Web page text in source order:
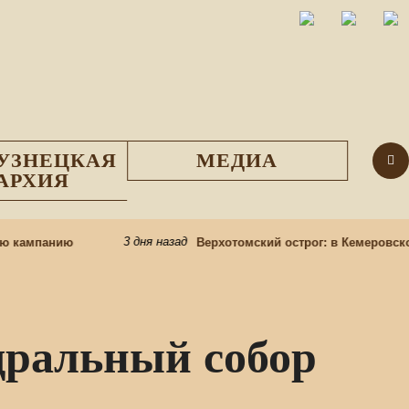
МЕДИА
3 дня назад Верхотомский острог: в Кемеровском
собор